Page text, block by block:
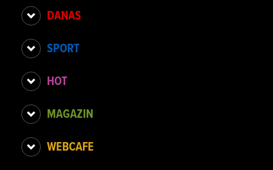
DANAS
SPORT
HOT
MAGAZIN
WEBCAFE